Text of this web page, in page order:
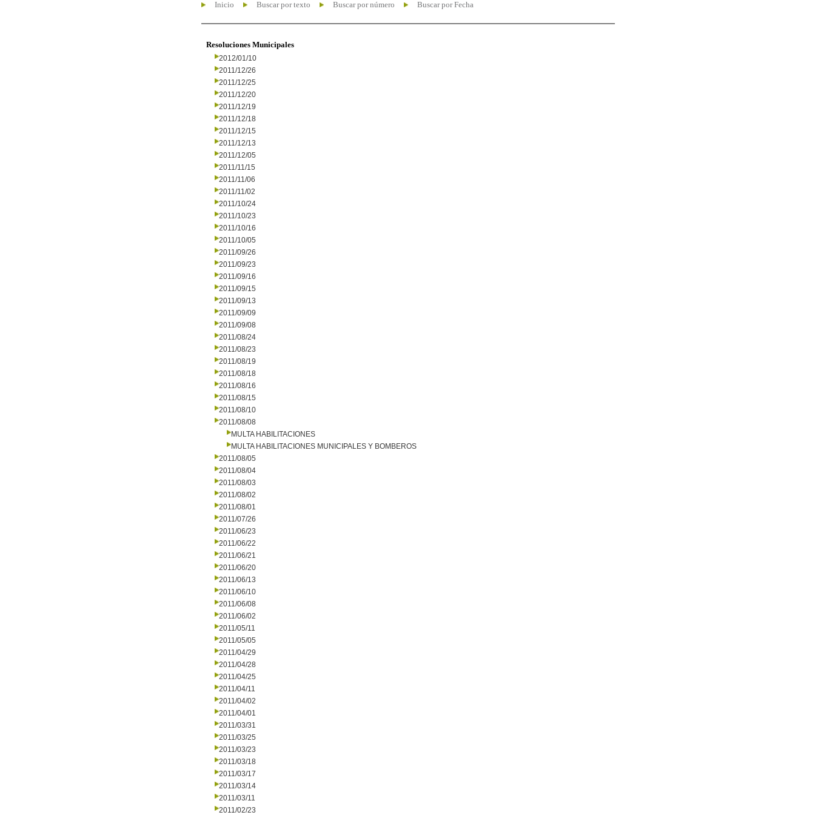
Inicio Buscar por texto Buscar por número Buscar por Fecha
Resoluciones Municipales
2012/01/10
2011/12/26
2011/12/25
2011/12/20
2011/12/19
2011/12/18
2011/12/15
2011/12/13
2011/12/05
2011/11/15
2011/11/06
2011/11/02
2011/10/24
2011/10/23
2011/10/16
2011/10/05
2011/09/26
2011/09/23
2011/09/16
2011/09/15
2011/09/13
2011/09/09
2011/09/08
2011/08/24
2011/08/23
2011/08/19
2011/08/18
2011/08/16
2011/08/15
2011/08/10
2011/08/08
MULTA HABILITACIONES
MULTA HABILITACIONES MUNICIPALES Y BOMBEROS
2011/08/05
2011/08/04
2011/08/03
2011/08/02
2011/08/01
2011/07/26
2011/06/23
2011/06/22
2011/06/21
2011/06/20
2011/06/13
2011/06/10
2011/06/08
2011/06/02
2011/05/11
2011/05/05
2011/04/29
2011/04/28
2011/04/25
2011/04/11
2011/04/02
2011/04/01
2011/03/31
2011/03/25
2011/03/23
2011/03/18
2011/03/17
2011/03/14
2011/03/11
2011/02/23